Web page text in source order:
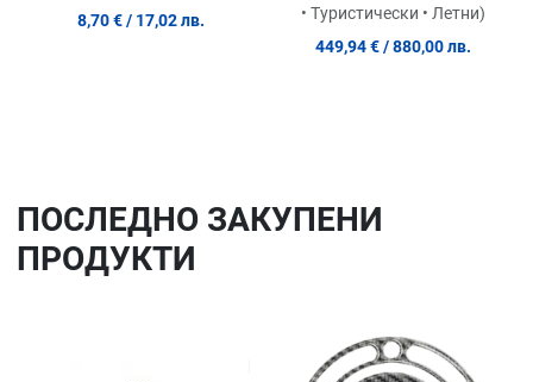
8,70 € / 17,02 лв.
• Туристически • Летни)
449,94 € / 880,00 лв.
ПОСЛЕДНO ЗАКУПЕНИ
ПРОДУКТИ
Добави в любими